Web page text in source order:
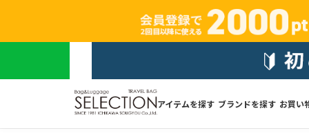
アイテムを探す ブランドを探す お買い